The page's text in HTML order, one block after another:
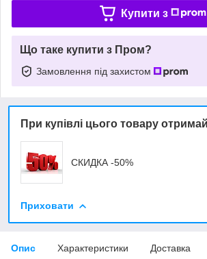
Купити з
Що таке купити з Пром?
Замовлення під захистом
При купівлі цього товару
СКИДКА -50%
Приховати
Опис Характеристики Доставка